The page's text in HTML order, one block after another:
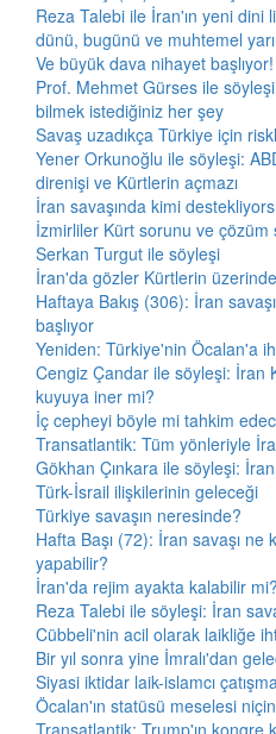
Reza Talebi ile İran'ın yeni
dünü, bugünü ve muhtemel
Ve büyük dava nihayet başlıyor!
Prof. Mehmet Gürses ile
bilmek istediğiniz her şey
Savaş uzadıkça Türkiye için
Yener Orkunoğlu ile söyleşi:
direnişi ve Kürtlerin açmazı
İran savaşında kimi
İzmirliler Kürt sorunu ve çözüm
Serkan Turgut ile söyleşi
İran'da gözler Kürtlerin üzerinde
Haftaya Bakış (306): İran
başlıyor
Yeniden: Türkiye'nin Öcalan'a
Cengiz Çandar ile söyleşi: İran
kuyuya iner mi?
İç cepheyi böyle mi tahkim
Transatlantik: Tüm yönleriyle
Gökhan Çınkara ile söyleşi:
Türk-İsrail ilişkilerinin geleceği
Türkiye savaşın neresinde?
Hafta Başı (72): İran savaşı
yapabilir?
İran'da rejim ayakta kalabilir mi?
Reza Talebi ile söyleşi: İran
Cübbeli'nin acil olarak laikliğe
Bir yıl sonra yine İmralı'dan
Siyasi iktidar laik-islamcı
Öcalan'ın statüsü meselesi
Transatlantik: Trump'ın kongre